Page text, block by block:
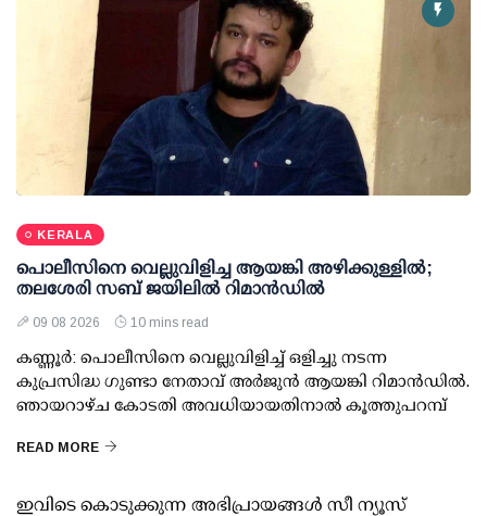
KERALA
പൊലീസിനെ വെല്ലുവിളിച്ച ആയങ്കി അഴിക്കുള്ളില്‍;
തലശേരി സബ് ജയിലില്‍ റിമാന്‍ഡില്‍
09 08 2026 10 mins read
കണ്ണൂര്‍: പൊലീസിനെ വെല്ലുവിളിച്ച് ഒളിച്ചു നടന്ന
കുപ്രസിദ്ധ ഗുണ്ടാ നേതാവ് അര്‍ജുന്‍ ആയങ്കി റിമാന്‍ഡില്‍.
ഞായറാഴ്ച കോടതി അവധിയായതിനാല്‍ കൂത്തുപറമ്പ്
READ MORE
ഇവിടെ കൊടുക്കുന്ന അഭിപ്രായങ്ങള്‍ സീ ന്യൂസ്